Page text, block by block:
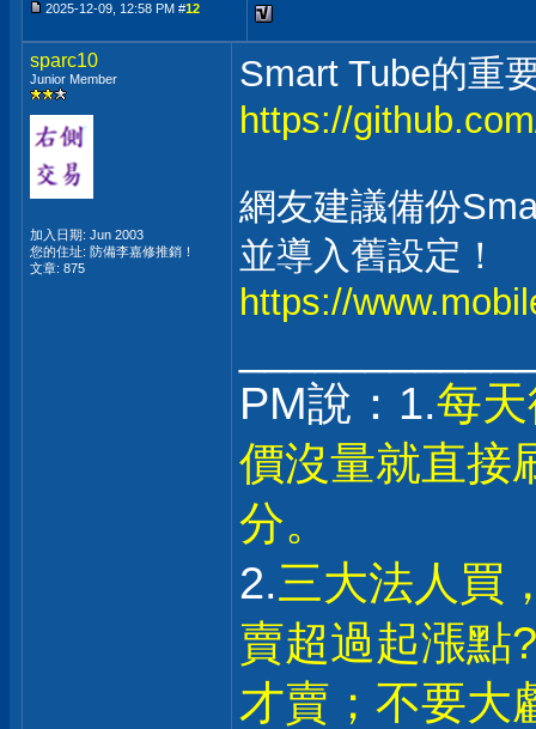
2025-12-09, 12:58 PM #12
sparc10
Junior Member
加入日期: Jun 2003
您的住址: 防備李嘉修推銷！
文章: 875
Smart Tube的重
https://
網友建議備份
並導入舊設定！
https://
PM說：1.每
價沒量就直接
分。
2.三大法人買
賣超過起漲點
才賣；不要大